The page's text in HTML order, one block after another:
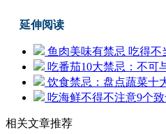
延伸阅读
鱼肉美味有禁忌 吃得不
吃番茄10大禁忌：不可
饮食禁忌：盘点蔬菜十
吃海鲜不得不注意9个
相关文章推荐